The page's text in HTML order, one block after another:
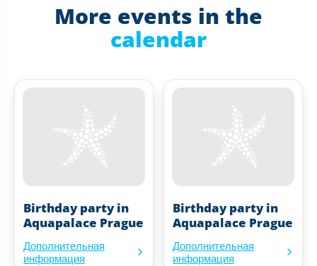
More events in the
calendar
Birthday party in
Aquapalace Prague
Дополнительная
информация
Birthday party in
Aquapalace Prague
Дополнительная
информация